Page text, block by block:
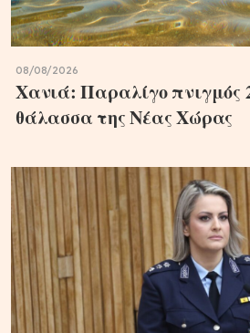
08/08/2026
Χανιά: Παραλίγο πνιγμός
θάλασσα της Νέας Χώρας